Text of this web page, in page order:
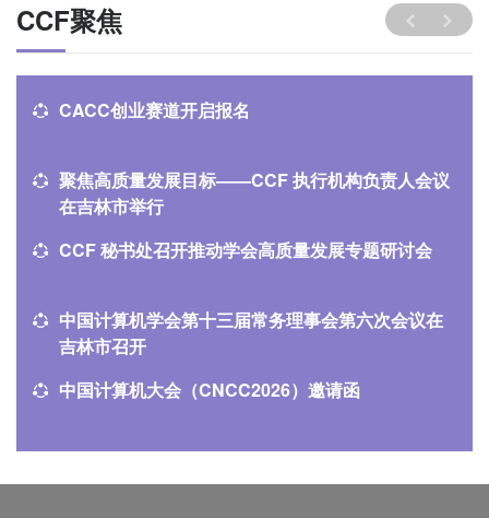
CCF聚焦
CACC创业赛道开启报名
聚焦高质量发展目标——CCF 执行机构负责人会议
在吉林市举行
CCF 秘书处召开推动学会高质量发展专题研讨会
中国计算机学会第十三届常务理事会第六次会议在
吉林市召开
中国计算机大会（CNCC2026）邀请函